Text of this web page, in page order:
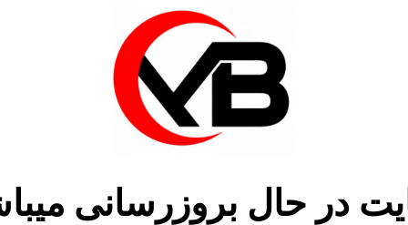
در حال بروزرسانی